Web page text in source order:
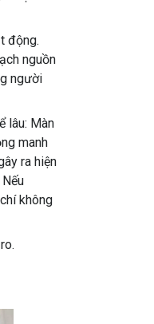
động.
nguồn
người
lâu: Màn
manh
ra hiện
không